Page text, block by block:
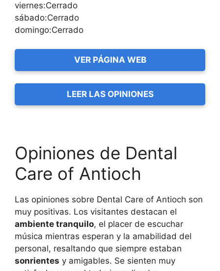
viernes:Cerrado
sábado:Cerrado
domingo:Cerrado
VER PÁGINA WEB
LEER LAS OPINIONES
Opiniones de Dental
Care of Antioch
Las opiniones sobre Dental Care of Antioch son
muy positivas. Los visitantes destacan el
ambiente tranquilo, el placer de escuchar
música mientras esperan y la amabilidad del
personal, resaltando que siempre estaban
sonrientes y amigables. Se sienten muy